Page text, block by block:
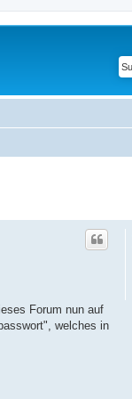
Forum nun auf
welches in